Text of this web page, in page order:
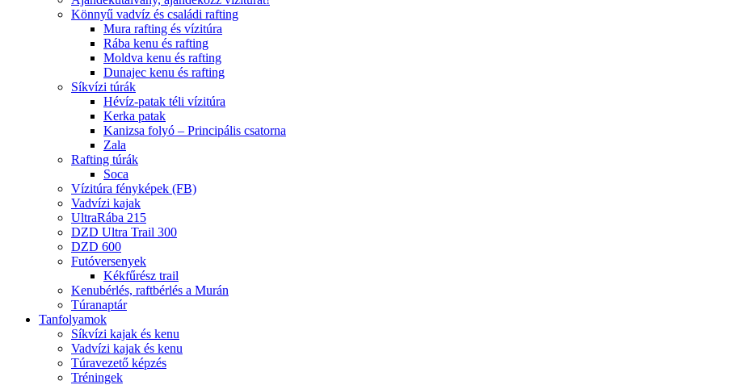
Könnyű vadvíz és családi rafting
Mura rafting és vízitúra
Rába kenu és rafting
Moldva kenu és rafting
Dunajec kenu és rafting
Síkvízi túrák
Hévíz-patak téli vízitúra
Kerka patak
Kanizsa folyó – Principális csatorna
Zala
Rafting túrák
Soca
Vízitúra fényképek (FB)
Vadvízi kajak
UltraRába 215
DZD Ultra Trail 300
DZD 600
Futóversenyek
Kékfűrész trail
Kenubérlés, raftbérlés a Murán
Túranaptár
Tanfolyamok
Síkvízi kajak és kenu
Vadvízi kajak és kenu
Túravezető képzés
Tréningek